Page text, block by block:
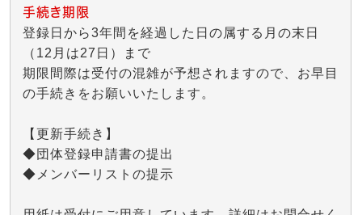
手続き期限
登録日から3年間を経過した日の属する月の末日
（12月は27日）まで
期限間際は受付の混雑が予想されますので、お早目
の手続きをお願いいたします。
【更新手続き】
◆団体登録申請書の提出
◆メンバーリストの提示